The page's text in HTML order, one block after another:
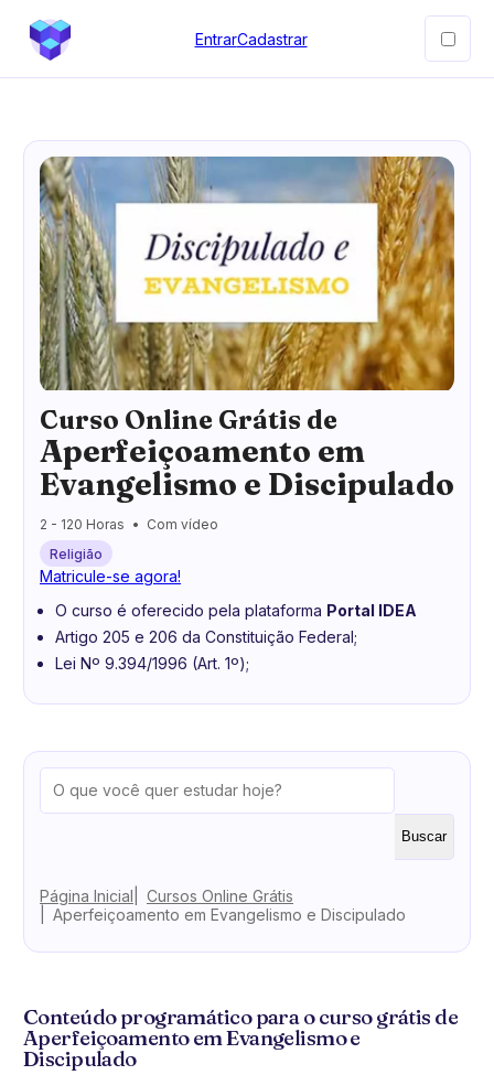
EntrarCadastrar
Curso Online Grátis de
Aperfeiçoamento em
Evangelismo e Discipulado
2 - 120 Horas
Com vídeo
Religião
Matricule-se agora!
O curso é oferecido pela plataforma Portal IDEA
Artigo 205 e 206 da Constituição Federal;
Lei Nº 9.394/1996 (Art. 1º);
Buscar
Página Inicial
Cursos Online Grátis
Aperfeiçoamento em Evangelismo e Discipulado
Conteúdo programático para o curso grátis de
Aperfeiçoamento em Evangelismo e
Discipulado